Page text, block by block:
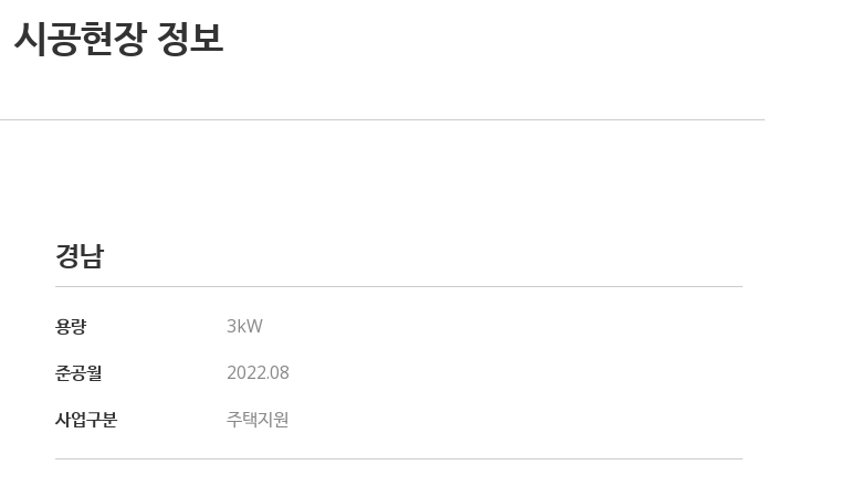
시공현장 정보
경남
용량
3kW
준공월
2022.08
사업구분
주택지원